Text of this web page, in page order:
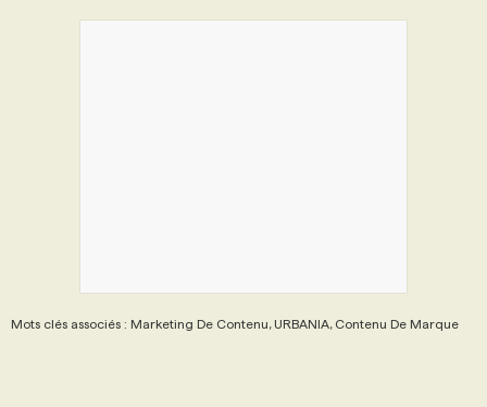
Mots clés associés : Marketing De Contenu, URBANIA, Contenu De Marque